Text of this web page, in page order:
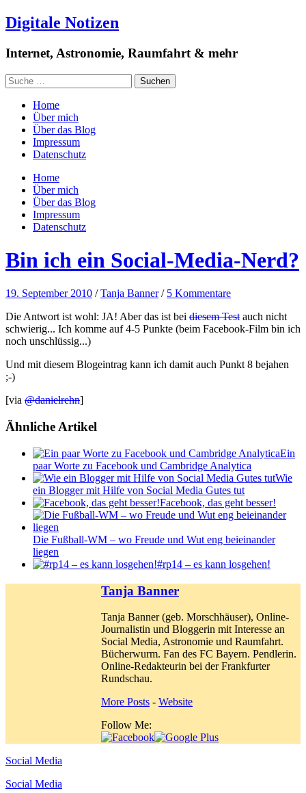
Digitale Notizen
Internet, Astronomie, Raumfahrt & mehr
Home
Über mich
Über das Blog
Impressum
Datenschutz
Home
Über mich
Über das Blog
Impressum
Datenschutz
Bin ich ein Social-Media-Nerd?
19. September 2010 /Tanja Banner / 5 Kommentare
Die Antwort ist wohl: JA! Aber das ist bei diesem Testauch nicht
schwierig... Ich komme auf 4-5 Punkte (beim Facebook-Film bin ich
noch unschlüssig...)
Und mit diesem Blogeintrag kann ich damit auch Punkt 8 bejahen
;-)
[via @danielrehn]
Ähnliche Artikel
Ein
paar Worte zu Facebook und Cambridge Analytica
Wie
ein Blogger mit Hilfe von Social Media Gutes tut
Facebook, das geht besser!
Die Fußball-WM – wo Freude und Wut eng beieinander
liegen
#rp14 – es kann losgehen!
Tanja Banner
Tanja Banner (geb. Morschhäuser), Online-
Journalistin und Bloggerin mit Interesse an
Social Media, Astronomie und Raumfahrt.
Bücherwurm. Fan des FC Bayern. Pendlerin.
Online-Redakteurin bei der Frankfurter
Rundschau.
More Posts - Website
Follow Me:
Social Media
Social Media